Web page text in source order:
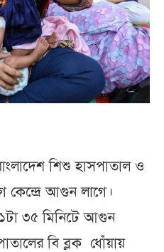
শিশু হাসপাতাল ও
কেন্দ্রে আগুন লাগে।
৩৫ মিনিটে আগুন
বি ব্লক ধোঁয়ায়